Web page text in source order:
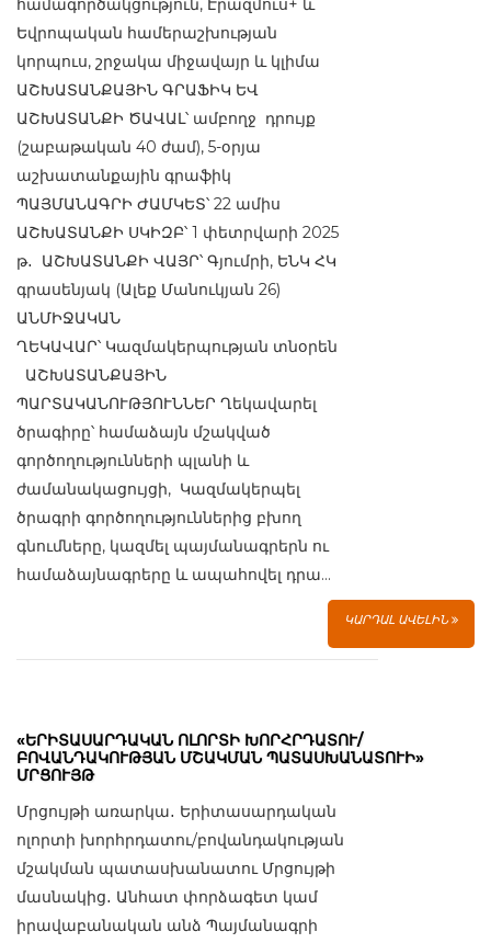
համագործակցություն, Էրազմուս+ և
Եվրոպական համերաշխության
կորպուս, շրջակա միջավայր և կլիմա
ԱՇԽԱՏԱՆՔԱՅԻՆ ԳՐԱՖԻԿ ԵՎ
ԱՇԽԱՏԱՆՔԻ ԾԱՎԱԼ՝ ամբողջ դրույք
(շաբաթական 40 ժամ), 5-օրյա
աշխատանքային գրաֆիկ
ՊԱՅՄԱՆԱԳՐԻ ԺԱՄԿԵՏ՝ 22 ամիս
ԱՇԽԱՏԱՆՔԻ ՍԿԻԶԲ՝ 1 փետրվարի 2025
թ․ ԱՇԽԱՏԱՆՔԻ ՎԱՅՐ՝ Գյումրի, ԵՆԿ ՀԿ
գրասենյակ (Ալեք Մանուկյան 26)
ԱՆՄԻՋԱԿԱՆ
ՂԵԿԱՎԱՐ՝ Կազմակերպության տնօրեն
ԱՇԽԱՏԱՆՔԱՅԻՆ
ՊԱՐՏԱԿԱՆՈՒԹՅՈՒՆՆԵՐ Ղեկավարել
ծրագիրը՝ համաձայն մշակված
գործողությունների պլանի և
ժամանակացույցի, Կազմակերպել
ծրագրի գործողություններից բխող
գնումները, կազմել պայմանագրերն ու
համաձայնագրերը և ապահովել դրա...
ԿԱՐԴԱԼ ԱՎԵԼԻՆ
«ԵՐԻՏԱՍԱՐԴԱԿԱՆ ՈԼՈՐՏԻ ԽՈՐՀՐԴԱՏՈՒ/
ԲՈՎԱՆԴԱԿՈՒԹՅԱՆ ՄՇԱԿՄԱՆ ՊԱՏԱՍԽԱՆԱՏՈՒԻ»
ՄՐՑՈՒՅԹ
Մրցույթի առարկա․ Երիտասարդական
ոլորտի խորհրդատու/բովանդակության
մշակման պատասխանատու Մրցույթի
մասնակից․ Անհատ փորձագետ կամ
իրավաբանական անձ Պայմանագրի